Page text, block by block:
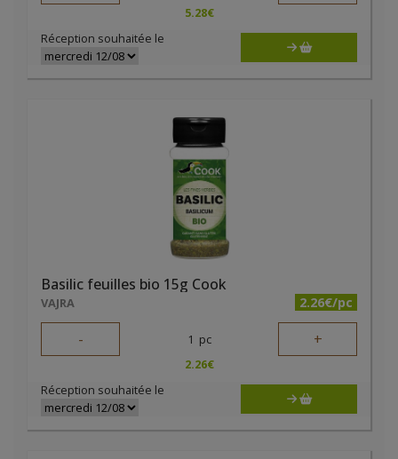
5.28€
Réception souhaitée le
Basilic feuilles bio 15g Cook
VAJRA 2.26€/pc
- 1 pc +
2.26€
Réception souhaitée le